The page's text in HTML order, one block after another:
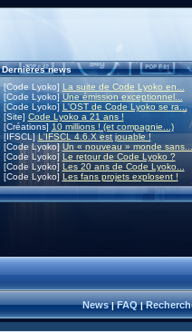
Dernières news
[Code Lyoko] La suite de Code Lyoko en...
[Code Lyoko]Une émission exceptionnel...
[Code Lyoko] L'OST de Code Lyoko se ra...
[Site] Code Lyoko a 21 ans !
[Créations] 10 millions ! (et compagnie...)
[IFSCL]L'IFSCL 4.6.X est jouable !
[Code Lyoko] Un « nouveau » monde sans...
[Code Lyoko] Le retour de Code Lyoko ?
[Code Lyoko] Les 20 ans de Code Lyoko...
[Code Lyoko] Les fans projets explosent !
News|FAQ|